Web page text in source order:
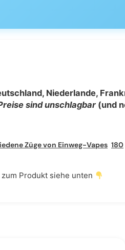
Niederlande,
sind unschlagbar (und
Züge von Einweg-Vapes 18000 Puffs Einweg-Vape
Produkt siehe unten